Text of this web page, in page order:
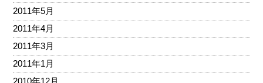
2011年5月
2011年4月
2011年3月
2011年1月
2010年12月